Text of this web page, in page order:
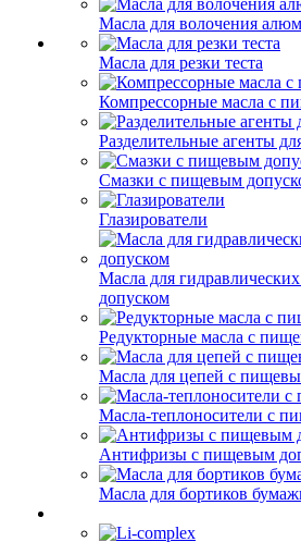
Масла для волочения
Масла для резки теста
Компрессорные масла с
Разделительные агенты
Смазки с пищевым
Глазирователи
Масла для
допуском
Редукторные масла с
Масла для цепей с
Масла-теплоносители с
Антифризы с пищевым
Масла для бортиков